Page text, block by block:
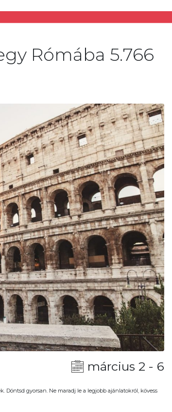
Rómába 5.766
március 2 - 6
gyorsan. Ne maradj le a legjobb ajánlatokról, kövess